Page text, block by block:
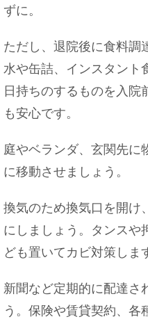
ずに。
ただし、退院後に食料調
水や缶詰、インスタント
日持ちのするものを入院
も安心です。
庭やベランダ、玄関先に
に移動させましょう。
換気のため換気口を開け
にしましょう。タンスや
ども置いてカビ対策しま
新聞など定期的に配達さ
う。保険や賃貸契約、各